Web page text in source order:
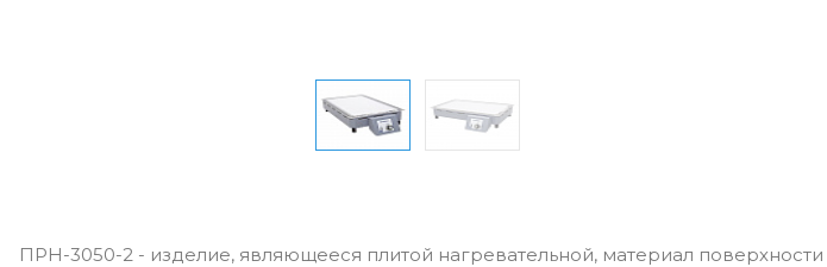
ПРН-3050-2 - изделие, являющееся плитой нагревательной, материал поверхности